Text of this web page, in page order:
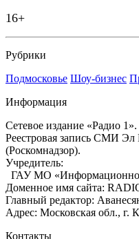
16+
Рубрики
Подмосковье Шоу-бизнес
Информация
Сетевое издание «Радио 1».
Реестровая запись СМИ Эл
(Роскомнадзор).
Учредитель:
ГАУ МО «Информационное
Доменное имя сайта:
Главный редактор:
Адрес: Московская обл., г.
Контакты